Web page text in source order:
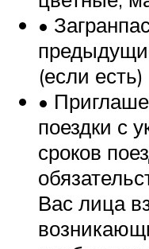
•
(если есть)
•
поездки с
сроков
Вас лица